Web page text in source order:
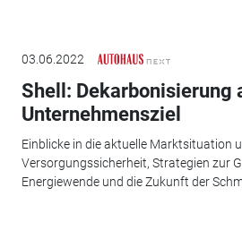
03.06.2022
Shell: Dekarbonisierung
Unternehmensziel
Einblicke in die aktuelle Marktsituation
Versorgungssicherheit, Strategien zur
Energiewende und die Zukunft der